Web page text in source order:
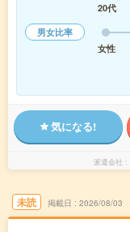
20代
男女比率
女性
気になる!
派遣会社
未読 掲載日 2026/08/03